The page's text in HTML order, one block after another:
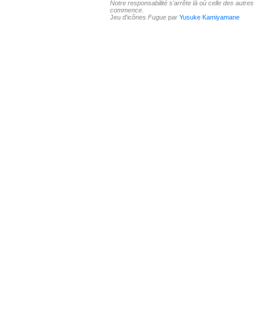
Notre responsabilité s'arrête là où celle des autres
commence.
Jeu d'icônes Fugue par Yusuke Kamiyamane